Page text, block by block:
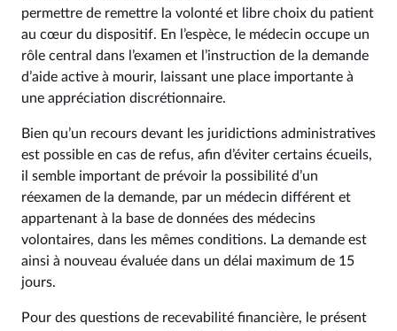
permettre de remettre la volonté et libre choix du patient
au cœur du dispositif. En l’espèce, le médecin occupe un
rôle central dans l’examen et l’instruction de la demande
d’aide active à mourir, laissant une place importante à
une appréciation discrétionnaire.
Bien qu’un recours devant les juridictions administratives
est possible en cas de refus, afin d’éviter certains écueils,
il semble important de prévoir la possibilité d’un
réexamen de la demande, par un médecin différent et
appartenant à la base de données des médecins
volontaires, dans les mêmes conditions. La demande est
ainsi à nouveau évaluée dans un délai maximum de 15
jours.
Pour des questions de recevabilité financière, le présent